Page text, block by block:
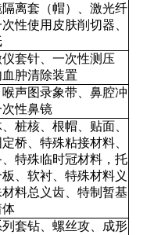
离套（帽）、激光纤
性使用皮肤削切器、
套针、一次性测压
肿清除装置
喉声图录象带、鼻腔冲
性鼻镜
桩核、根帽、贴面、
桥、特殊粘接材料、
特殊临时冠材料，托
、软衬、特殊材料义
料总义齿、特制暂基
体
列套钻、螺丝攻、成形